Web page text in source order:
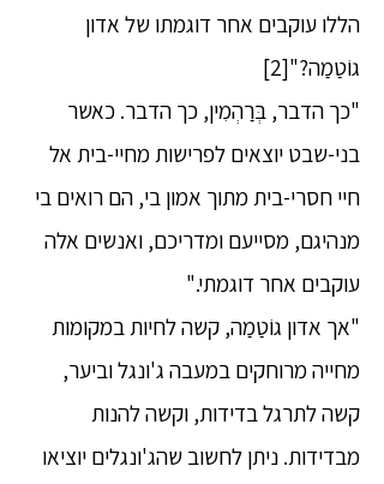
הללו עוקבים אחר דוגמתו של אדון
גוֹטַמַה?"[2]
"כך הדבר, בְּרַהְמִין, כך הדבר. כאשר
בני-שבט יוצאים לפרישות מחיי-בית אל
חיי חסרי-בית מתוך אמון בי, הם רואים בי
מנהיגם, מסייעם ומדריכם, ואנשים אלה
עוקבים אחר דוגמתי."
"אך אדון גוֹטַמַה, קשה לחיות במקומות
מחייה מרוחקים במעבה ג'ונגל וביער,
קשה לתרגל בדידות, וקשה להנות
מבדידות. ניתן לחשוב שהג'ונגלים יוציאו